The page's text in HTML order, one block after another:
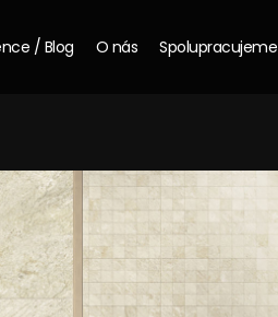
/ Blog O nás Spolupracujeme